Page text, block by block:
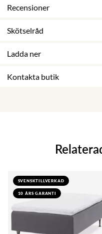
Recensioner
Skötselråd
Ladda ner
Kontakta butik
SVENSKTILLVERKAD
10 ÅRS GARANTI